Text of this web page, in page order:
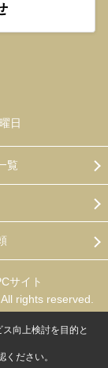
日
覧
サイト
rights reserved.
向上検討を目的と
ください。